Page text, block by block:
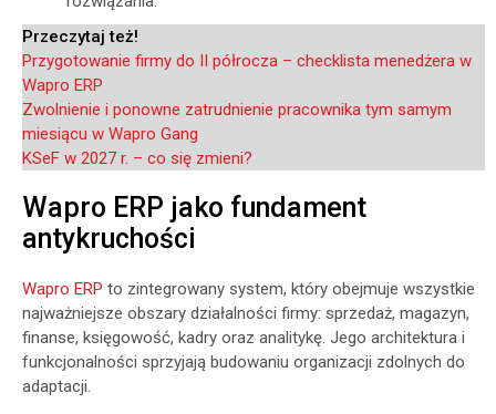
Przeczytaj też!
Przygotowanie firmy do II półrocza – checklista menedżera w
Wapro ERP
Zwolnienie i ponowne zatrudnienie pracownika tym samym
miesiącu w Wapro Gang
KSeF w 2027 r. – co się zmieni?
Wapro ERP jako fundament
antykruchości
Wapro ERP to zintegrowany system, który obejmuje wszystkie
najważniejsze obszary działalności firmy: sprzedaż, magazyn,
finanse, księgowość, kadry oraz analitykę. Jego architektura i
funkcjonalności sprzyjają budowaniu organizacji zdolnych do
adaptacji.